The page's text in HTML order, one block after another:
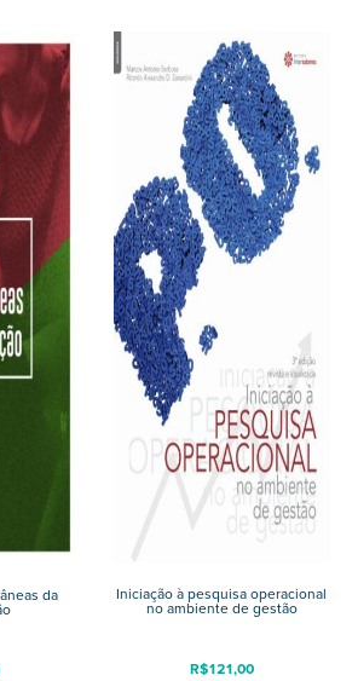
da Iniciação à pesquisa operacional
no ambiente de gestão
R$121,00